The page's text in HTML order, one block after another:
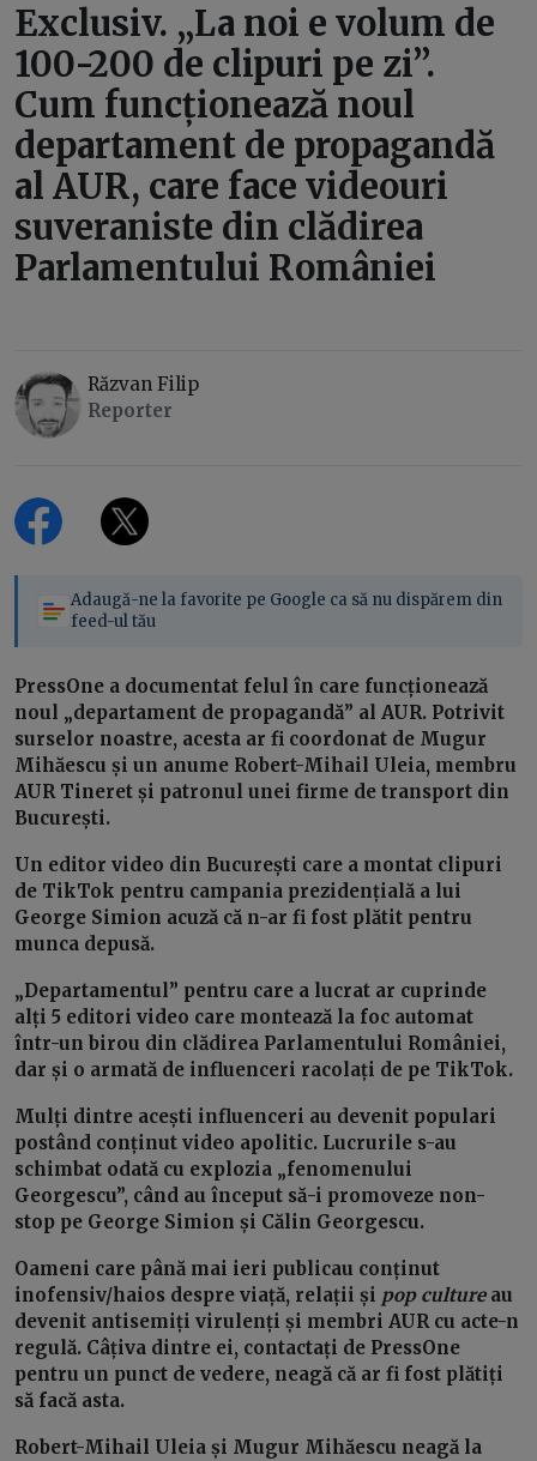
Exclusiv. „La noi e volum de
100-200 de clipuri pe zi”.
Cum funcționează noul
departament de propagandă
al AUR, care face videouri
suveraniste din clădirea
Parlamentului României
Răzvan Filip
Reporter
Adaugă-ne la favorite pe Google ca să nu dispărem din
feed-ul tău
PressOne a documentat felul în care funcționează
noul „departament de propagandă” al AUR. Potrivit
surselor noastre, acesta ar fi coordonat de Mugur
Mihăescu și un anume Robert-Mihail Uleia, membru
AUR Tineret și patronul unei firme de transport din
București.
Un editor video din București care a montat clipuri
de TikTok pentru campania prezidențială a lui
George Simion acuză că n-ar fi fost plătit pentru
munca depusă.
„Departamentul” pentru care a lucrat ar cuprinde
alți 5 editori video care montează la foc automat
într-un birou din clădirea Parlamentului României,
dar și o armată de influenceri racolați de pe TikTok.
Mulți dintre acești influenceri au devenit populari
postând conținut video apolitic. Lucrurile s-au
schimbat odată cu explozia „fenomenului
Georgescu”, când au început să-i promoveze non-
stop pe George Simion și Călin Georgescu.
Oameni care până mai ieri publicau conținut
inofensiv/haios despre viață, relații și pop cultureau
devenit antisemiți virulenți și membri AUR cu acte-n
regulă. Câțiva dintre ei, contactați de PressOne
pentru un punct de vedere, neagă că ar fi fost plătiți
să facă asta.
Robert-Mihail Uleia și Mugur Mihăescu neagă la